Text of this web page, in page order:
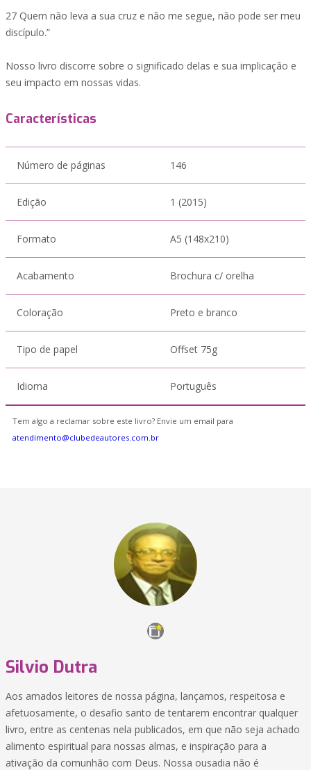
27 Quem não leva a sua cruz e não me segue, não pode ser meu
discípulo.”
Nosso livro discorre sobre o significado delas e sua implicação e
seu impacto em nossas vidas.
Características
Número de páginas 146
Edição 1 (2015)
Formato A5 (148x210)
Acabamento Brochura c/ orelha
Coloração Preto e branco
Tipo de papel Offset 75g
Idioma Português
Tem algo a reclamar sobre este livro? Envie um email para
atendimento@clubedeautores.com.br
Silvio Dutra
Aos amados leitores de nossa página, lançamos, respeitosa e
afetuosamente, o desafio santo de tentarem encontrar qualquer
livro, entre as centenas nela publicados, em que não seja achado
alimento espiritual para nossas almas, e inspiração para a
ativação da comunhão com Deus. Nossa ousadia não é